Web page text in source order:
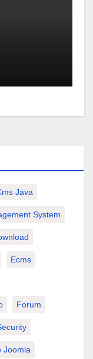
Java
System
Ecms
Forum
Joomla